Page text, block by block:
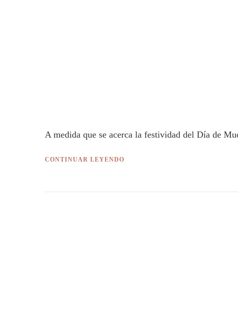
A medida que se acerca la festividad del Día de
CONTINUAR LEYENDO